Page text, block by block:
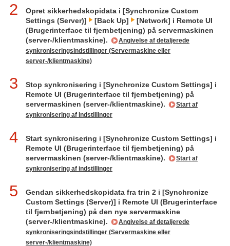
2
Opret sikkerhedskopidata i [Synchronize Custom
Settings (Server)]
[Back Up]
[Network] i Remote UI
(Brugerinterface til fjernbetjening) på servermaskinen
(server-/klientmaskine).
Angivelse af detaljerede
synkroniseringsindstillinger (Servermaskine eller
server-/klientmaskine)
3
Stop synkronisering i [Synchronize Custom Settings] i
Remote UI (Brugerinterface til fjernbetjening) på
servermaskinen (server-/klientmaskine).
Start af
synkronisering af indstillinger
4
Start synkronisering i [Synchronize Custom Settings] i
Remote UI (Brugerinterface til fjernbetjening) på
servermaskinen (server-/klientmaskine).
Start af
synkronisering af indstillinger
5
Gendan sikkerhedskopidata fra trin 2 i [Synchronize
Custom Settings (Server)] i Remote UI (Brugerinterface
til fjernbetjening) på den nye servermaskine
(server-/klientmaskine).
Angivelse af detaljerede
synkroniseringsindstillinger (Servermaskine eller
server-/klientmaskine)